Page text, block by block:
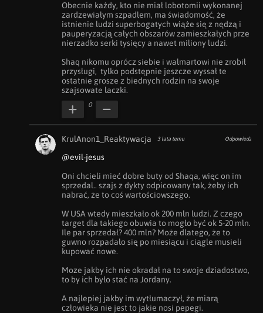
Obecnie każdy, kto nie miał lobotomii wykonanej
zardzewiałym szpadlem, ma świadomość, że
istnienie ludzi superbogatych wiąże się z nędzą i
pauperyzacją całych obszarów zamieszkałych prze
nierzadko serki tysięcy a nawet miliony ludzi.
Shaq nikomu oprócz siebie i walmartowi nie zrobił
przysługi,  tylko podstępnie jeszcze wyssał te
ostatnie grosze z biednych rodzin na swoje
szajsowate laczki.
0
KrulAnon1_Reaktywacja 3 lata temu Odpowiedz
@evil-jesus
Oni chcieli mieć dobre buty od Shaqa, więc on im
sprzedal.. szajs z dykty odpicowany tak, żeby ich
nabrać, że to coś wartościowszego.
W USA wtedy mieszkało ok 200 mln ludzi. Z czego
target dla takiego obuwia to mogło być ok 5-20 mln.
Ile par sprzedał? 400 mln? Może dlatego, że to
guwno rozpadało się po miesiącu i ciągle musieli
kupować nowe.
Moze jakby ich nie okradał na to swoje dziadostwo,
to by ich było stać na Jordany.
A najlepiej jakby im wytłumaczył, że miarą
człowieka nie jest to jakie nosi pepegi.